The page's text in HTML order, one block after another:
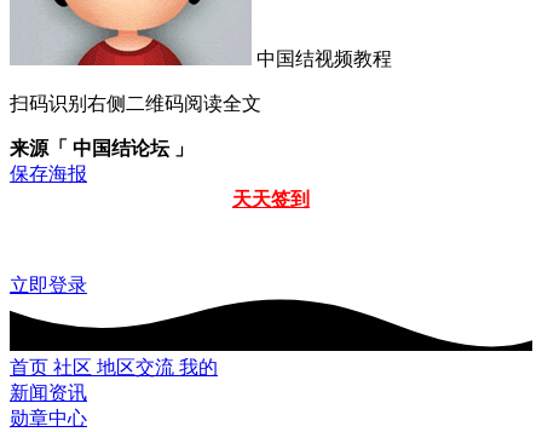
中国结视频教程
扫码识别右侧二维码阅读全文
来源「 中国结论坛 」
保存海报
天天签到
立即登录
首页 社区 地区交流 我的
新闻资讯
勋章中心